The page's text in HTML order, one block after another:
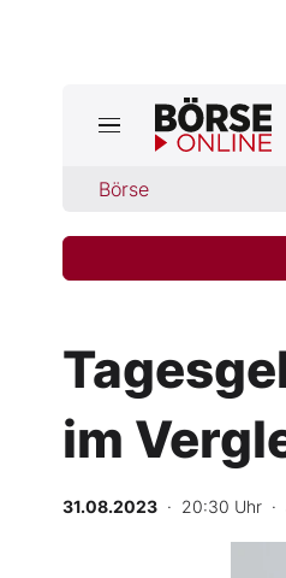
Börse
Börse
Abo & Shop
BO-
Experten
im
31.08.2023 · 20:30 Uhr ·